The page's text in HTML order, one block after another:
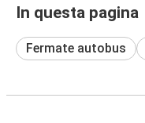
In questa pagina
Fermate autobus